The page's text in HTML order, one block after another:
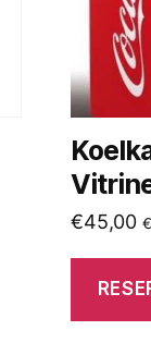
€45,00 €